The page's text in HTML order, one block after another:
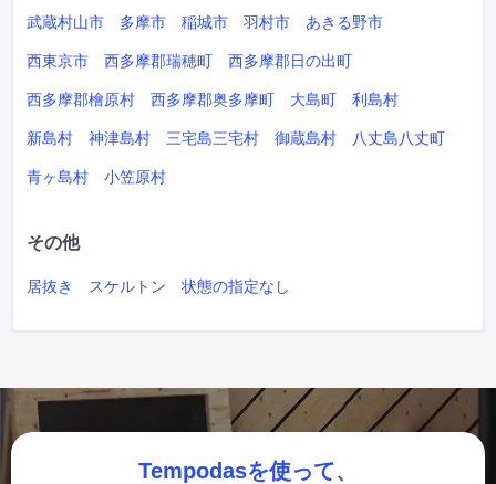
武蔵村山市 多摩市 稲城市 羽村市 あきる野市
西東京市 西多摩郡瑞穂町 西多摩郡日の出町
西多摩郡檜原村 西多摩郡奥多摩町 大島町 利島村
新島村 神津島村 三宅島三宅村 御蔵島村 八丈島八丈町
青ヶ島村 小笠原村
その他
居抜き スケルトン 状態の指定なし
Tempodasを使って、